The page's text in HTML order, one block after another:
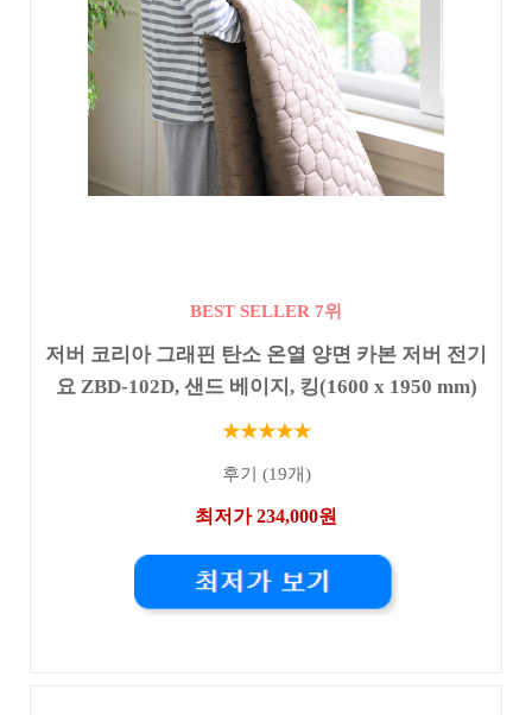
BEST SELLER 7위
저버 코리아 그래핀 탄소 온열 양면 카본 저버 전기
요 ZBD-102D, 샌드 베이지, 킹(1600 x 1950 mm)
★★★★★
후기 (19개)
최저가 234,000원